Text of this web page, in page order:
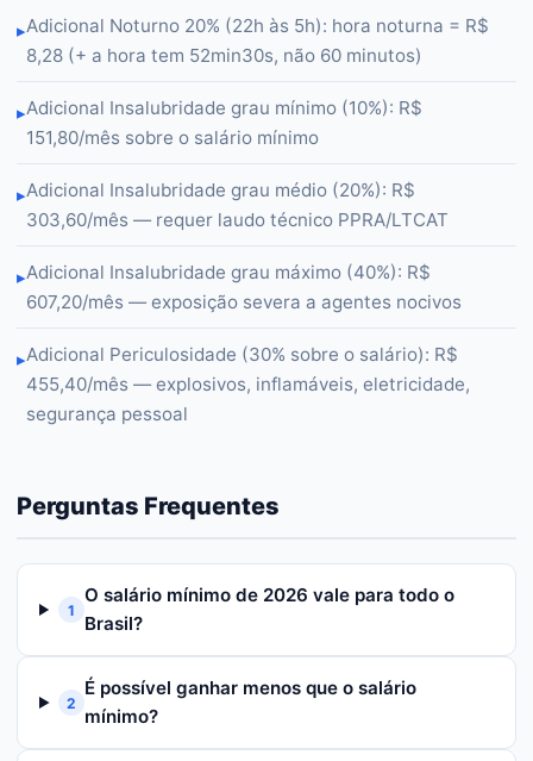
▸Adicional Noturno 20% (22h às 5h): hora noturna = R$
8,28 (+ a hora tem 52min30s, não 60 minutos)
▸Adicional Insalubridade grau mínimo (10%): R$
151,80/mês sobre o salário mínimo
▸Adicional Insalubridade grau médio (20%): R$
303,60/mês — requer laudo técnico PPRA/LTCAT
▸Adicional Insalubridade grau máximo (40%): R$
607,20/mês — exposição severa a agentes nocivos
▸Adicional Periculosidade (30% sobre o salário): R$
455,40/mês — explosivos, inflamáveis, eletricidade,
segurança pessoal
Perguntas Frequentes
1
O salário mínimo de 2026 vale para todo o
Brasil?
2
É possível ganhar menos que o salário
mínimo?